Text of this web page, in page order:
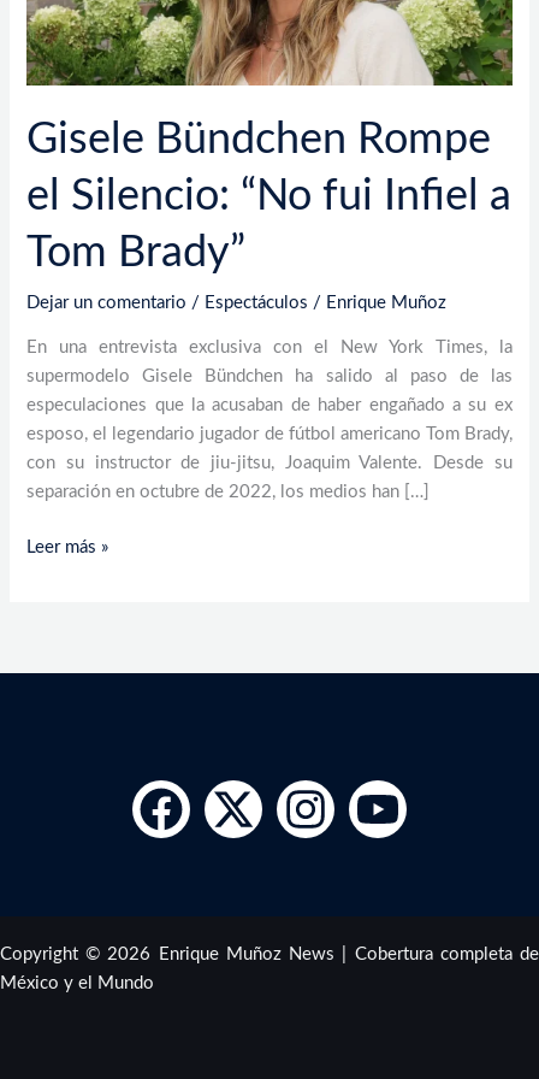
Gisele Bündchen Rompe
el Silencio: “No fui Infiel a
Tom Brady”
Dejar un comentario / Espectáculos / Enrique Muñoz
En una entrevista exclusiva con el New York Times, la
supermodelo Gisele Bündchen ha salido al paso de las
especulaciones que la acusaban de haber engañado a su ex
esposo, el legendario jugador de fútbol americano Tom Brady,
con su instructor de jiu-jitsu, Joaquim Valente. Desde su
separación en octubre de 2022, los medios han […]
Infiel
a
Tom
Leer más »
Copyright © 2026 Enrique Muñoz News | Cobertura completa de
México y el Mundo